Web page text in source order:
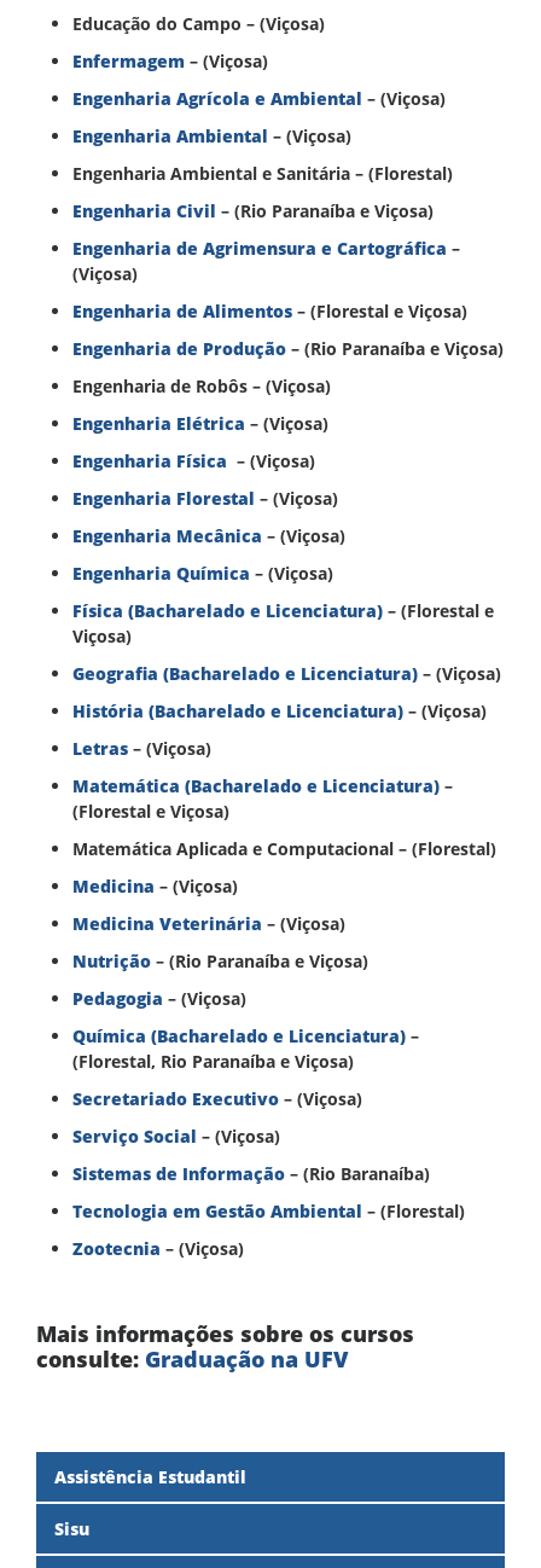
Educação do Campo – (Viçosa)
Enfermagem – (Viçosa)
Engenharia Agrícola e Ambiental – (Viçosa)
Engenharia Ambiental – (Viçosa)
Engenharia Ambiental e Sanitária – (Florestal)
Engenharia Civil – (Rio Paranaíba e Viçosa)
Engenharia de Agrimensura e Cartográfica –
(Viçosa)
Engenharia de Alimentos – (Florestal e Viçosa)
Engenharia de Produção – (Rio Paranaíba e Viçosa)
Engenharia de Robôs – (Viçosa)
Engenharia Elétrica – (Viçosa)
Engenharia Física – (Viçosa)
Engenharia Florestal – (Viçosa)
Engenharia Mecânica – (Viçosa)
Engenharia Química – (Viçosa)
Física (Bacharelado e Licenciatura) – (Florestal e
Viçosa)
Geografia (Bacharelado e Licenciatura) – (Viçosa)
História (Bacharelado e Licenciatura) – (Viçosa)
Letras – (Viçosa)
Matemática (Bacharelado e Licenciatura) –
(Florestal e Viçosa)
Matemática Aplicada e Computacional – (Florestal)
Medicina – (Viçosa)
Medicina Veterinária – (Viçosa)
Nutrição – (Rio Paranaíba e Viçosa)
Pedagogia – (Viçosa)
Química (Bacharelado e Licenciatura) –
(Florestal, Rio Paranaíba e Viçosa)
Secretariado Executivo – (Viçosa)
Serviço Social – (Viçosa)
Sistemas de Informação – (Rio Baranaíba)
Tecnologia em Gestão Ambiental – (Florestal)
Zootecnia – (Viçosa)
Mais informações sobre os cursos
consulte: Graduação na UFV
Assistência Estudantil
Sisu